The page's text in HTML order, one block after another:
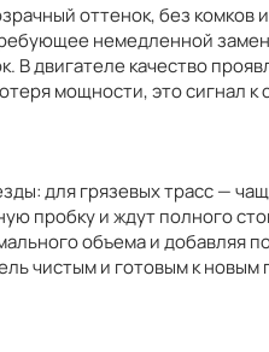
оттенок, без комков
немедленной
В двигателе качество
мощности, это сигнал
для грязевых трасс —
пробку и ждут полного
объема и добавляя
чистым и готовым к